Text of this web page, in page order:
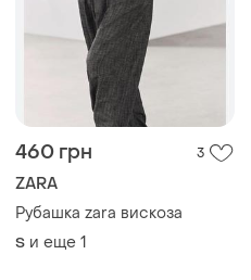
460 грн 3
ZARA
Рубашка zara вискоза
S и еще 1